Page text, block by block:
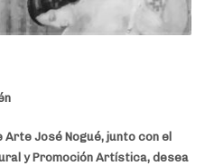
José Nogué, junto con el
y Promoción Artística, desea